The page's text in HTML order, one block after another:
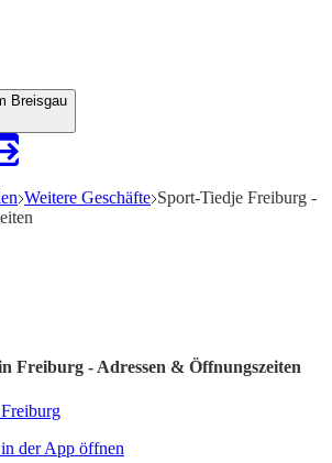
Breisgau
Weitere Geschäfte Sport-Tiedje Freiburg -
Freiburg - Adressen & Öffnungszeiten
der App öffnen